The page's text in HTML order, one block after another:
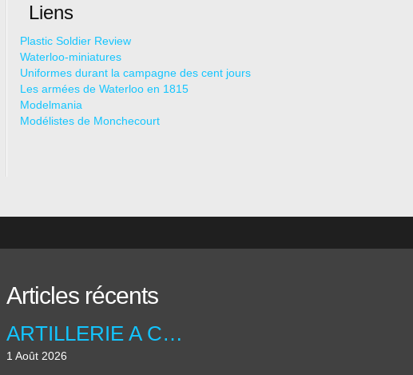
Liens
Plastic Soldier Review
Waterloo-miniatures
Uniformes durant la campagne des cent jours
Les armées de Waterloo en 1815
Modelmania
Modélistes de Monchecourt
Articles récents
ARTILLERIE A CHEVAL ANGLAISE ....UNIFORMOLOGIE
1 Août 2026